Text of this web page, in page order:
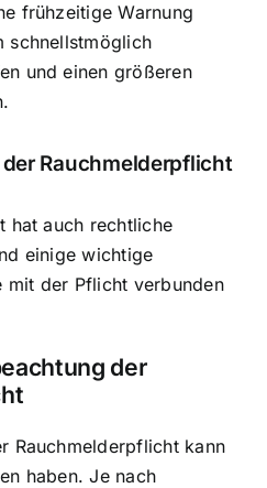
frühzeitige Warnung
schnellstmöglich
und einen größeren
Rauchmelderpflicht
hat auch rechtliche
einige wichtige
mit der Pflicht verbunden
der
Rauchmelderpflicht kann
haben. Je nach